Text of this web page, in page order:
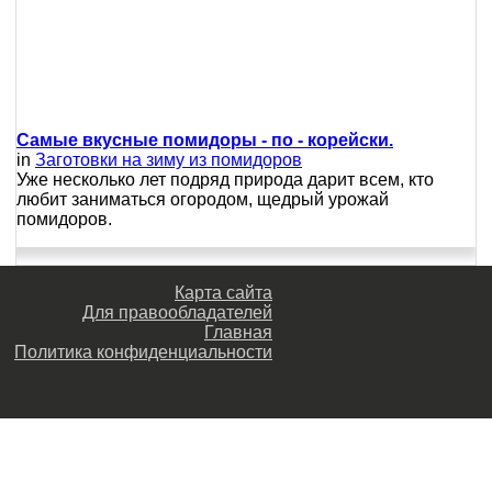
Самые вкусные помидоры - по - корейски.
in Заготовки на зиму из помидоров
Уже несколько лет подряд природа дарит всем, кто
любит заниматься огородом, щедрый урожай
помидоров.
Карта сайта
Для правообладателей
Главная
Политика конфиденциальности